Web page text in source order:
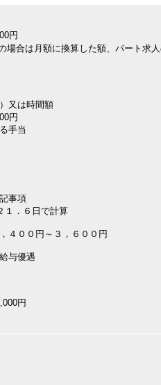
円
場合は月額に換算した額、パート求
又は時間額
円
手当
事項
１．６日で計算
４００円～３，６００円
与優遇
円